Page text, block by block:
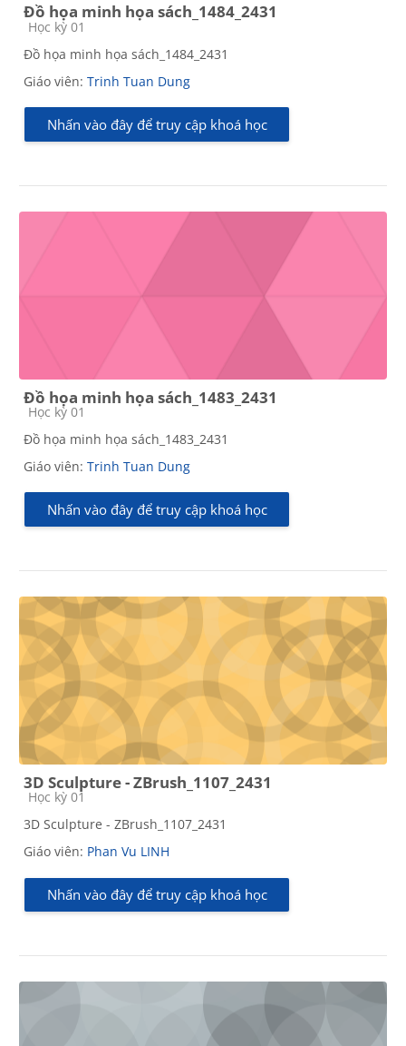
Đồ họa minh họa sách_1484_2431
Các loại khóa học
Học kỳ 01
Đồ họa minh họa sách_1484_2431
Giáo viên: Trinh Tuan Dung
Nhấn vào đây để truy cập khoá học
Đồ họa minh họa sách_1483_2431
Các loại khóa học
Học kỳ 01
Đồ họa minh họa sách_1483_2431
Giáo viên: Trinh Tuan Dung
Nhấn vào đây để truy cập khoá học
3D Sculpture - ZBrush_1107_2431
Các loại khóa học
Học kỳ 01
3D Sculpture - ZBrush_1107_2431
Giáo viên: Phan Vu LINH
Nhấn vào đây để truy cập khoá học